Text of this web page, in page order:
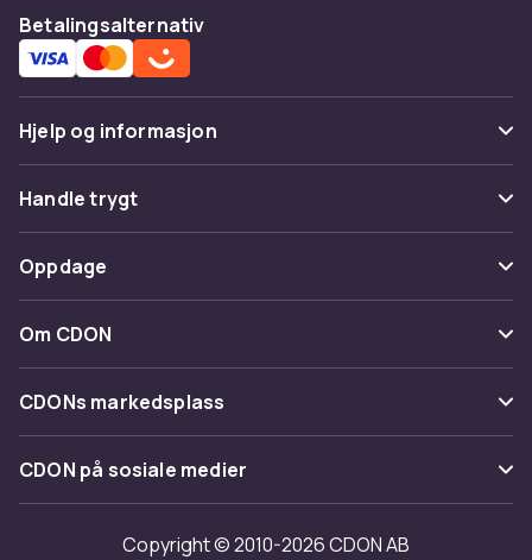
Betalingsalternativ
Hjelp og informasjon
Vanlige spørsmål
Spor pakke
Angre & returner her
Kontakt oss
Handle trygt
Betaling
Levering
Tilbakekallinger
Oppdage
Kategorier
Varemerker
Om CDON
Om oss
Kundeanmeldelser
Jobbe på CDON
Investor relations
CDONs markedsplass
Merchant Help Center
CDON på sosiale medier
Copyright © 2010-2026 CDON AB